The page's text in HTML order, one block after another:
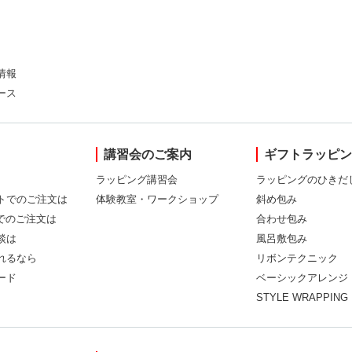
報
ス
でのご注文は
のご注文は
は
るなら
ド
講習会のご案内
ラッピング講習会
体験教室・ワークショップ
ギフトラッピ
ラッピングのひきだ
斜め包み
合わせ包み
風呂敷包み
リボンテクニック
ベーシックアレンジ
STYLE WRAPPING